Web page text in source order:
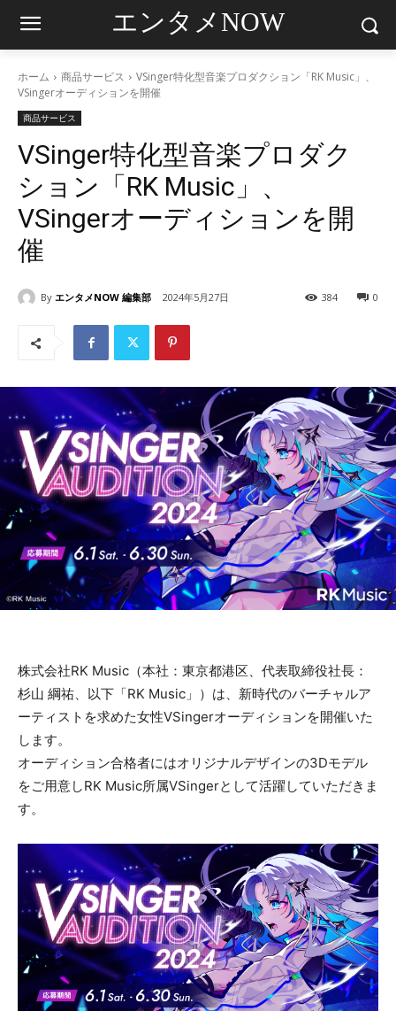
エンタメNOW
ホーム 商品サービス
VSinger特化型音楽プロダクション「RK Music」、
VSingerオーディションを開催
商品サービス
VSinger特化型音楽プロダク
ション「RK Music」、
VSingerオーディションを開
催
By エンタメNOW 編集部 2024年5月27日 0
384
株式会社RK Music（本社：東京都港区、代表取締役社長：
杉山 綱祐、以下「RK Music」）は、新時代のバーチャルア
ーティストを求めた女性VSingerオーディションを開催いた
します。
オーディション合格者にはオリジナルデザインの3Dモデル
をご用意しRK Music所属VSingerとして活躍していただきま
す。